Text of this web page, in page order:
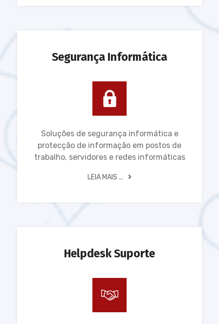
Segurança Informática
Soluções de segurança informática e
protecção de informação em postos de
trabalho, servidores e redes informáticas
LEIA MAIS ...
Helpdesk Suporte